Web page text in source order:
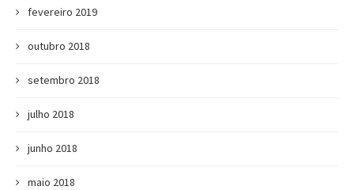
fevereiro 2019
outubro 2018
setembro 2018
julho 2018
junho 2018
maio 2018